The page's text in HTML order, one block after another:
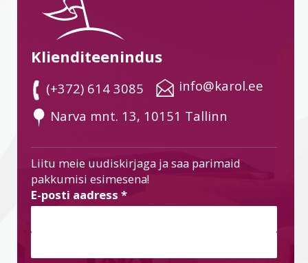
Klienditeenindus
(+372) 614 3085
info@karol.ee
Narva mnt. 13, 10151 Tallinn
Liitu meie uudiskirjaga ja saa parimaid
pakkumisi esimesena!
E-posti aadress *